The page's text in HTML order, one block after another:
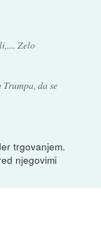
Zelo
da se
trgovanjem.
njegovimi